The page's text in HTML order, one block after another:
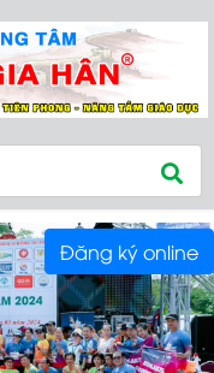
Đăng ký online